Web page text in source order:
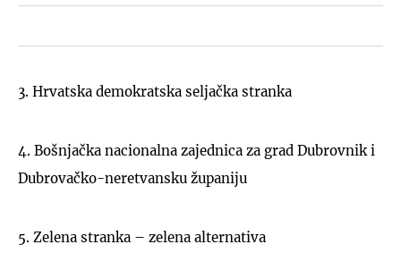
3. Hrvatska demokratska seljačka stranka
4. Bošnjačka nacionalna zajednica za grad Dubrovnik i
Dubrovačko-neretvansku županiju
5. Zelena stranka – zelena alternativa